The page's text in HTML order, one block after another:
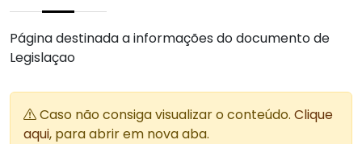
Página destinada a informações do documento de
Legislaçao
Caso não consiga visualizar o conteúdo. Clique
aqui, para abrir em nova aba.